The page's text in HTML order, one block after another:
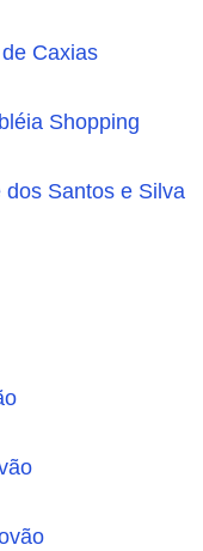
Caxias
Shopping
dos Santos e Silva